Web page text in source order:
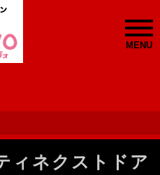
MENU
ィネクストドア